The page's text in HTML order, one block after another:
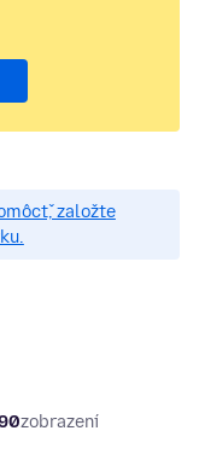
založte
zobrazení